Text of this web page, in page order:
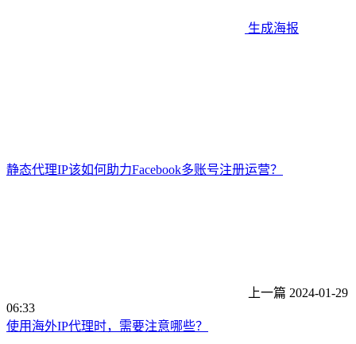
生成海报
静态代理IP该如何助力Facebook多账号注册运营？
上一篇 2024-01-29
06:33
使用海外IP代理时，需要注意哪些？